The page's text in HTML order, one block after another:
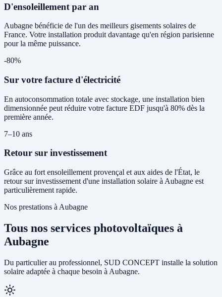
D'ensoleillement par an
Aubagne bénéficie de l'un des meilleurs gisements solaires de
France. Votre installation produit davantage qu'en région parisienne
pour la même puissance.
-80%
Sur votre facture d'électricité
En autoconsommation totale avec stockage, une installation bien
dimensionnée peut réduire votre facture EDF jusqu'à 80% dès la
première année.
7–10 ans
Retour sur investissement
Grâce au fort ensoleillement provençal et aux aides de l'État, le
retour sur investissement d'une installation solaire à Aubagne est
particulièrement rapide.
Nos prestations à Aubagne
Tous nos services photovoltaïques à
Aubagne
Du particulier au professionnel, SUD CONCEPT installe la solution
solaire adaptée à chaque besoin à Aubagne.